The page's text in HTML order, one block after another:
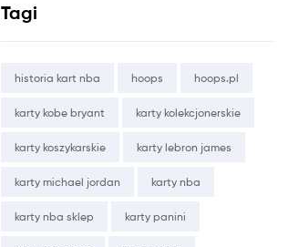
Tagi
historia kart nba hoops hoops.pl
karty kobe bryant karty kolekcjonerskie
karty koszykarskie karty lebron james
karty michael jordan karty nba
karty nba sklep karty panini